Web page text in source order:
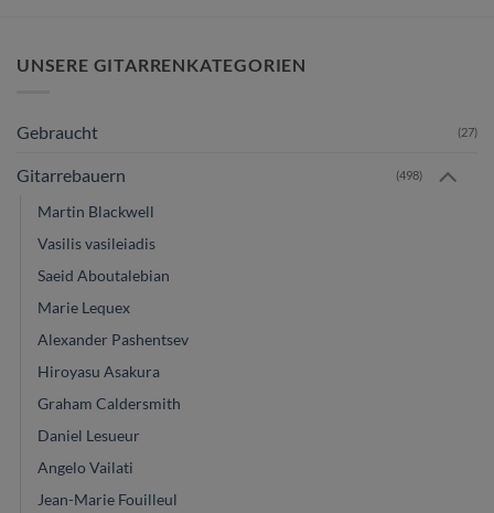
UNSERE GITARRENKATEGORIEN
Gebraucht (27)
Gitarrebauern (498)
Martin Blackwell
Vasilis vasileiadis
Saeid Aboutalebian
Marie Lequex
Alexander Pashentsev
Hiroyasu Asakura
Graham Caldersmith
Daniel Lesueur
Angelo Vailati
Jean-Marie Fouilleul